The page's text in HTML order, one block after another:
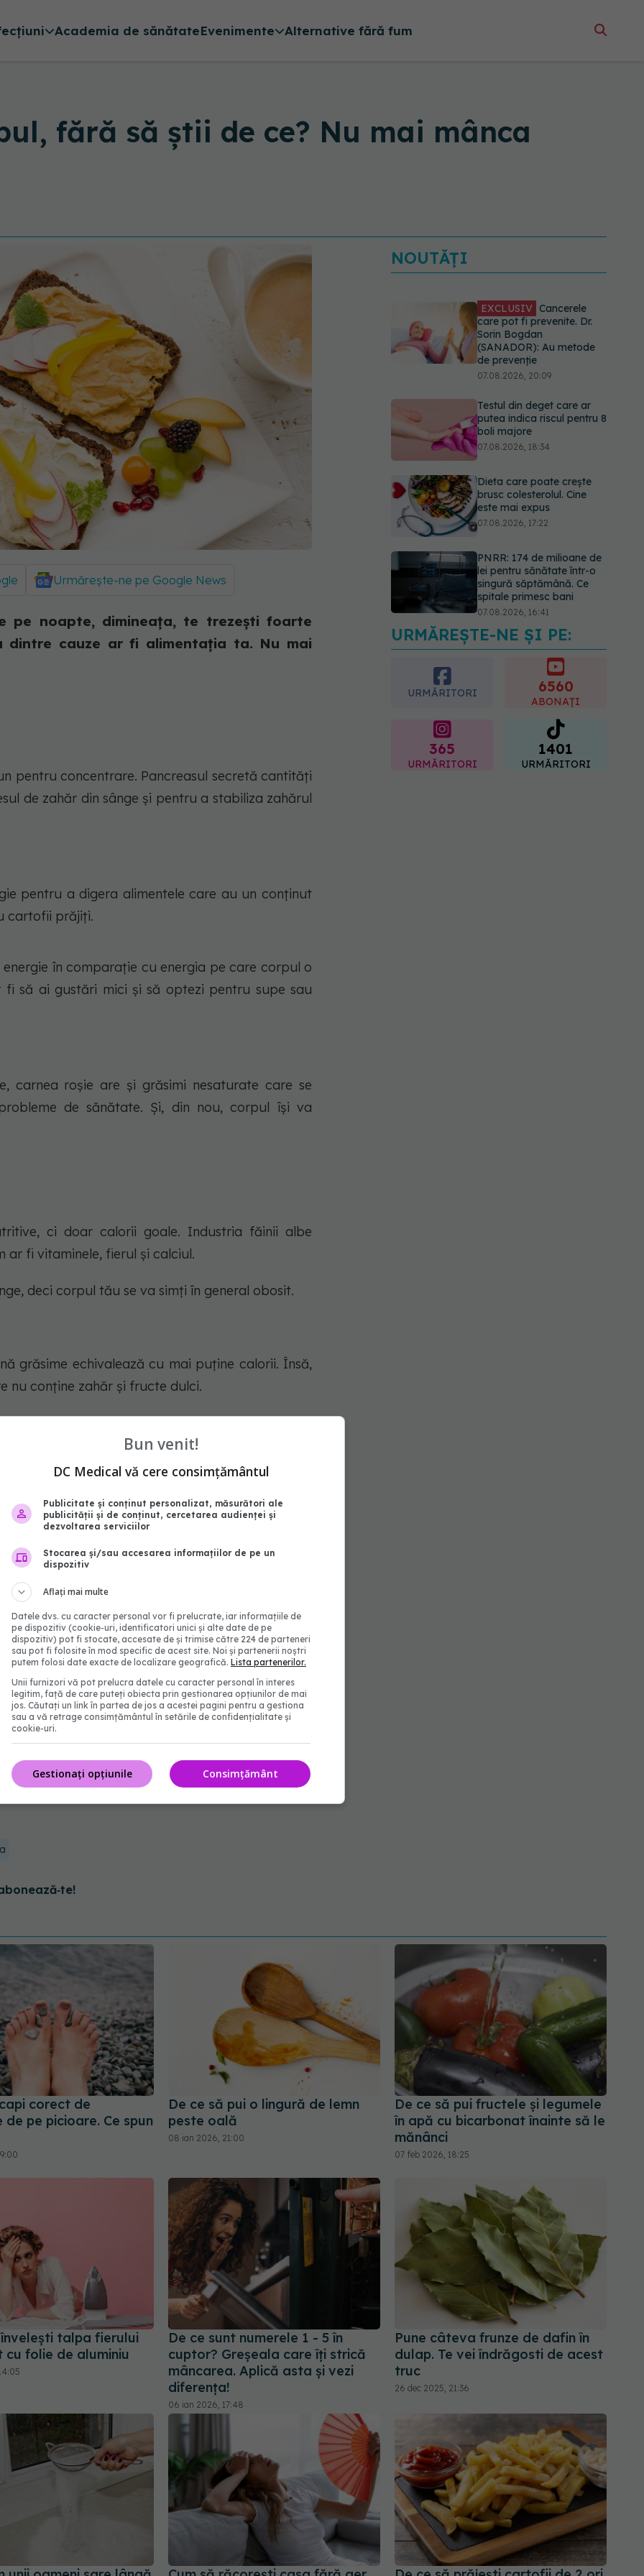
Academia de sănătateEvenimente Alternative fără fum
fără să știi de ce? Nu mai mânca
Urmărește-ne pe Google News
pe noapte, dimineața, te trezești foarte
dintre cauze ar fi alimentația ta. Nu mai
pentru concentrare. Pancreasul secretă cantități
de zahăr din sânge și pentru a stabiliza zahărul
pentru a digera alimentele care au un conținut
cartofii prăjiți.
în comparație cu energia pe care corpul o
să ai gustări mici și să optezi pentru supe sau
carnea roșie are și grăsimi nesaturate care se
de sănătate. Și, din nou, corpul își va
ci doar calorii goale. Industria făinii albe
ar fi vitaminele, fierul și calciul.
deci corpul tău se va simți în general obosit.
grăsime echivalează cu mai puține calorii. Însă,
nu conține zahăr și fructe dulci.
sfeclă, cartofi dulci sau morcovi, aceste chipsuri
Ele conțin multe calorii și grăsimi, la fel
o temperatură ridicată în ulei, își pierd toate
energizantă și revigorantă, nu? Ei bine, răspunsul
smoothie au o cantitate mare de zahăr.
majoră de energie pentru organism. Dar, din
tind să le mănânce în exces.
de grăsimi, organismul poate obosi în timp ce le
NOUTĂȚI
EXCLUSIV Cancerele
care pot fi prevenite. Dr.
Sorin Bogdan
(SANADOR): Au metode
de prevenție
07.08.2026, 20:09
Testul din deget care ar
putea indica riscul pentru 8
boli majore
07.08.2026, 18:34
Dieta care poate crește
brusc colesterolul. Cine
este mai expus
07.08.2026, 17:22
PNRR: 174 de milioane de
lei pentru sănătate într-o
singură săptămână. Ce
spitale primesc bani
07.08.2026, 16:41
Ce spune culoarea ta
preferată despre vârsta
pe care o ai. Care este
"codul cromatic" al
URMĂREȘTE-NE ȘI PE:
URMĂRITORI 6560
ABONAȚI
365
URMĂRITORI
1401
URMĂRITORI
corect de
de pe picioare. Ce spun
De ce să pui o lingură de lemn
peste oală
08 ian 2026, 21:00
De ce să pui fructele și legumele
în apă cu bicarbonat înainte să le
mănânci
07 feb 2026, 18:25
învelești talpa fierului
cu folie de aluminiu
De ce sunt numerele 1 - 5 în
cuptor? Greșeala care îți strică
mâncarea. Aplică asta și vezi
diferența!
06 ian 2026, 17:48
Pune câteva frunze de dafin în
dulap. Te vei îndrăgosti de acest
truc
26 dec 2025, 21:36
Bun venit!
DC Medical vă cere consimțământul
Publicitate și conținut personalizat, măsurători ale
publicității și de conținut, cercetarea audienței și
dezvoltarea serviciilor
Stocarea și/sau accesarea informațiilor de pe un
dispozitiv
Aflați mai multe
Datele dvs. cu caracter personal vor fi prelucrate, iar informațiile de
pe dispozitiv (cookie-uri, identificatori unici și alte date de pe
dispozitiv) pot fi stocate, accesate de și trimise către 224 de parteneri
sau pot fi folosite în mod specific de acest site. Noi și partenerii noștri
putem folosi date exacte de localizare geografică. Lista partenerilor.
Unii furnizori vă pot prelucra datele cu caracter personal în interes
legitim, față de care puteți obiecta prin gestionarea opțiunilor de mai
jos. Căutați un link în partea de jos a acestei pagini pentru a gestiona
sau a vă retrage consimțământul în setările de confidențialitate și
cookie-uri.
Consimțământ
Gestionați opțiunile